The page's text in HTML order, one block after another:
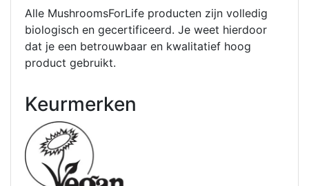
Alle MushroomsForLife producten zijn volledig
biologisch en gecertificeerd. Je weet hierdoor
dat je een betrouwbaar en kwalitatief hoog
product gebruikt.
Keurmerken